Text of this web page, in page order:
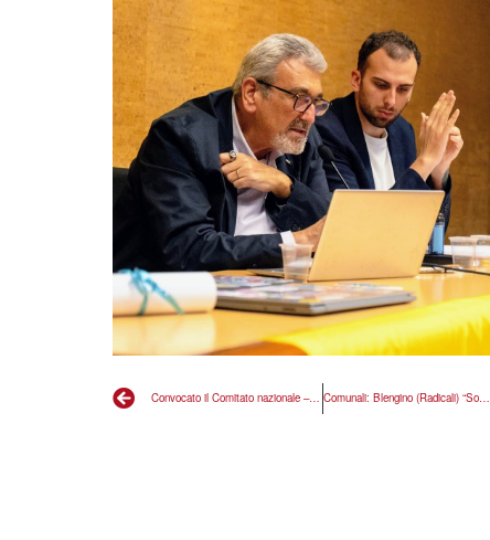
Convocato il Comitato nazionale – 4 e 5 luglio 2026 Comunali: Blengino (Radicali) “Soddisfatti dei risultati alle amministrative”